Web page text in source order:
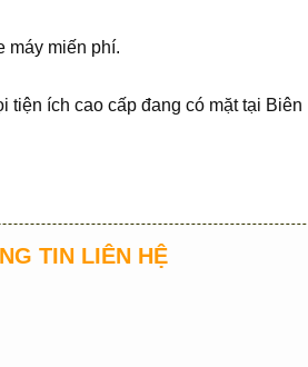
máy miến phí.
tiện ích cao cấp đang có mặt tại Biên
TIN LIÊN HỆ